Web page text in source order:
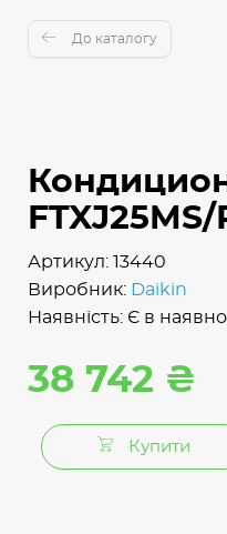
До каталогу
FTXJ25MS/
Артикул: 13440
Виробник: Daikin
Наявність: Є в
38 742 ₴
Купити